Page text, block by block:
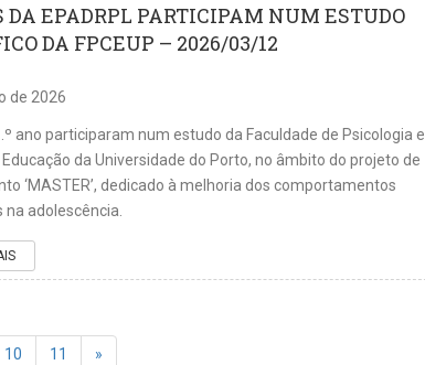
DA EPADRPL PARTICIPAM NUM ESTUDO
DA FPCEUP – 2026/03/12
de 2026
ano participaram num estudo da Faculdade de Psicologia e
da Universidade do Porto, no âmbito do projeto de
‘MASTER’, dedicado à melhoria dos comportamentos
adolescência.
10 11 »